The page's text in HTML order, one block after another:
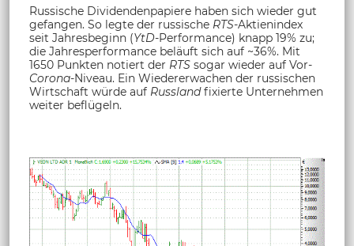
Russische Dividendenpapiere haben sich wieder gut
gefangen. So legte der russische RTS-Aktienindex
seit Jahresbeginn (YtD-Performance) knapp 19% zu;
die Jahresperformance beläuft sich auf ~36%. Mit
1650 Punkten notiert der RTS sogar wieder auf Vor-
Corona-Niveau. Ein Wiedererwachen der russischen
Wirtschaft würde auf Russlandfixierte Unternehmen
weiter beflügeln.